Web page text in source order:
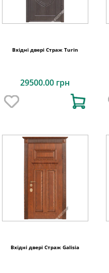
Вхідні двері Страж Turin
29500.00 грн
Вхідні двері Страж Galisia